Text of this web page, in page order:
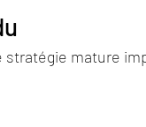
mature